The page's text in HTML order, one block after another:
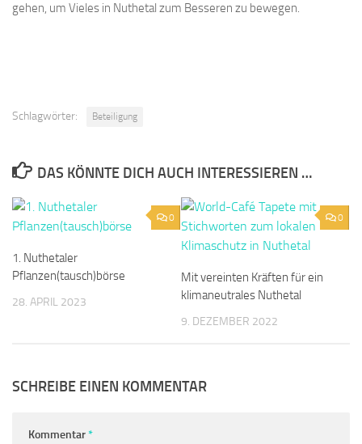
gehen, um Vieles in Nuthetal zum Besseren zu bewegen.
Schlagwörter: Beteiligung
DAS KÖNNTE DICH AUCH INTERESSIEREN …
0
1. Nuthetaler
Pflanzen(tausch)börse
28. APRIL 2023
0
Mit vereinten Kräften für ein
klimaneutrales Nuthetal
9. DEZEMBER 2022
SCHREIBE EINEN KOMMENTAR
Kommentar*